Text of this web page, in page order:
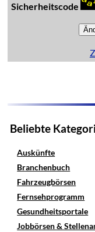
Sicherheitscode
Beliebte
Auskünfte
Branchenbuch
Fahrzeugbörsen
Fernsehprogramm
Gesundheitsportale
Jobbörsen &